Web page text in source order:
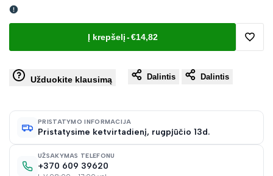
Į krepšelį-€14,82
Užduokite klausimą Dalintis Dalintis
PRISTATYMO INFORMACIJA
Pristatysime ketvirtadienį, rugpjūčio 13d.
UŽSAKYMAS TELEFONU
+370 609 39620